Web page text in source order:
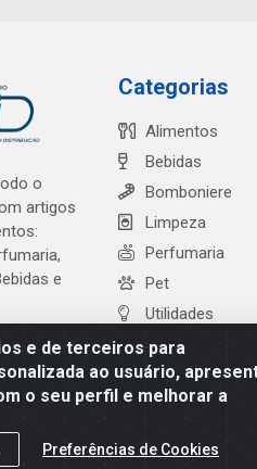
e de terceiros para
ao usuário,
o seu perfil e melhorar a
Preferências de Cookies
o
artigos
e
Categorias
Alimentos
Bebidas
Bomboniere
Limpeza
Perfumaria
Pet
Utilidades
Distribuidora - Estrada Alto do